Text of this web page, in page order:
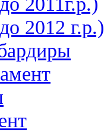
2012 г.р.)